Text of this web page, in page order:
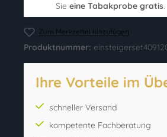
Sie eine Tabakprobe gratis.
Zum Merkzettel hinzufügen
Produktnummer:
Ihre Vorteile im
schneller Versand
kompetente Fachberatung